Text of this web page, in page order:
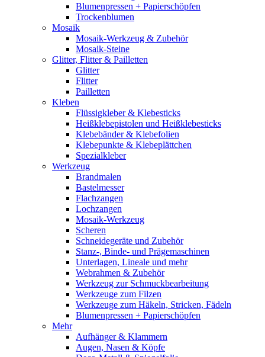
Blumenpressen + Papierschöpfen
Trockenblumen
Mosaik
Mosaik-Werkzeug & Zubehör
Mosaik-Steine
Glitter, Flitter & Pailletten
Glitter
Flitter
Pailletten
Kleben
Flüssigkleber & Klebesticks
Heißklebepistolen und Heißklebesticks
Klebebänder & Klebefolien
Klebepunkte & Klebeplättchen
Spezialkleber
Werkzeug
Brandmalen
Bastelmesser
Flachzangen
Lochzangen
Mosaik-Werkzeug
Scheren
Schneidegeräte und Zubehör
Stanz-, Binde- und Prägemaschinen
Unterlagen, Lineale und mehr
Webrahmen & Zubehör
Werkzeug zur Schmuckbearbeitung
Werkzeuge zum Filzen
Werkzeuge zum Häkeln, Stricken, Fädeln
Blumenpressen + Papierschöpfen
Mehr
Aufhänger & Klammern
Augen, Nasen & Köpfe